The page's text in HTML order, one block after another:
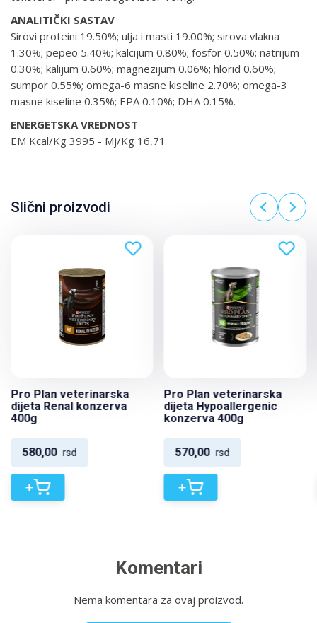
ANALITIČKI SASTAV
Sirovi proteini 19.50%; ulja i masti 19.00%; sirova vlakna
1.30%; pepeo 5.40%; kalcijum 0.80%; fosfor 0.50%; natrijum
0.30%; kalijum 0.60%; magnezijum 0.06%; hlorid 0.60%;
sumpor 0.55%; omega-6 masne kiseline 2.70%; omega-3
masne kiseline 0.35%; EPA 0.10%; DHA 0.15%.
ENERGETSKA VREDNOST
EM Kcal/Kg 3995 - Mj/Kg 16,71
Slični proizvodi
Pro Plan veterinarska
dijeta Renal konzerva
400g
580,00 rsd
+
Pro Plan veterinarska
dijeta Hypoallergenic
konzerva 400g
570,00 rsd
+
Komentari
Nema komentara za ovaj proizvod.